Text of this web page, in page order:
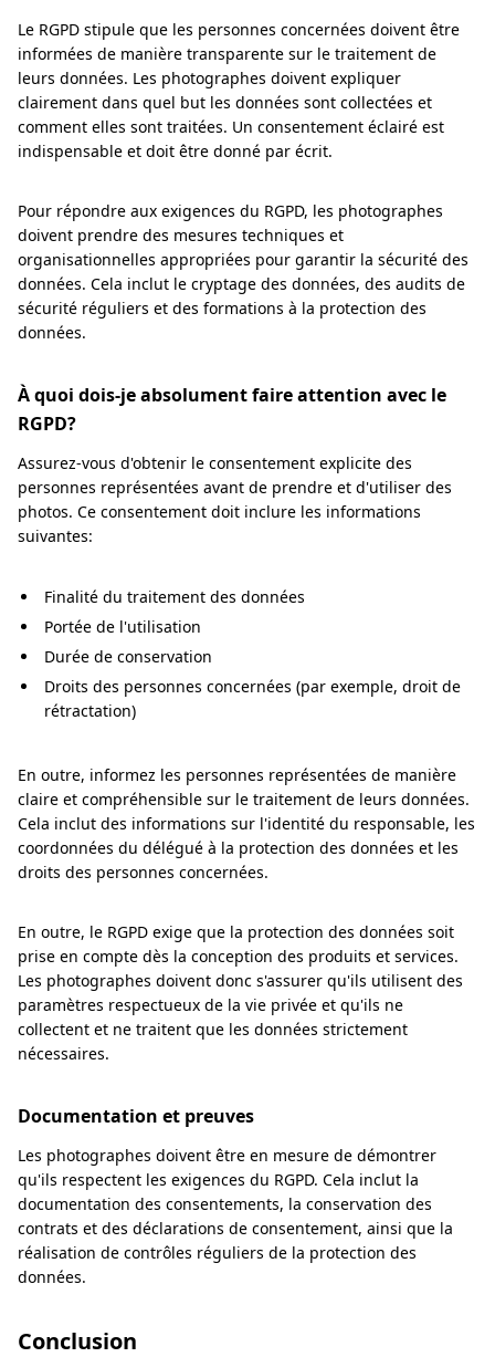
Le RGPD stipule que les personnes concernées doivent être
informées de manière transparente sur le traitement de
leurs données. Les photographes doivent expliquer
clairement dans quel but les données sont collectées et
comment elles sont traitées. Un consentement éclairé est
indispensable et doit être donné par écrit.
Pour répondre aux exigences du RGPD, les photographes
doivent prendre des mesures techniques et
organisationnelles appropriées pour garantir la sécurité des
données. Cela inclut le cryptage des données, des audits de
sécurité réguliers et des formations à la protection des
données.
À quoi dois-je absolument faire attention avec le
RGPD?
Assurez-vous d'obtenir le consentement explicite des
personnes représentées avant de prendre et d'utiliser des
photos. Ce consentement doit inclure les informations
suivantes:
Finalité du traitement des données
Portée de l'utilisation
Durée de conservation
Droits des personnes concernées (par exemple, droit de
rétractation)
En outre, informez les personnes représentées de manière
claire et compréhensible sur le traitement de leurs données.
Cela inclut des informations sur l'identité du responsable, les
coordonnées du délégué à la protection des données et les
droits des personnes concernées.
En outre, le RGPD exige que la protection des données soit
prise en compte dès la conception des produits et services.
Les photographes doivent donc s'assurer qu'ils utilisent des
paramètres respectueux de la vie privée et qu'ils ne
collectent et ne traitent que les données strictement
nécessaires.
Documentation et preuves
Les photographes doivent être en mesure de démontrer
qu'ils respectent les exigences du RGPD. Cela inclut la
documentation des consentements, la conservation des
contrats et des déclarations de consentement, ainsi que la
réalisation de contrôles réguliers de la protection des
données.
Conclusion